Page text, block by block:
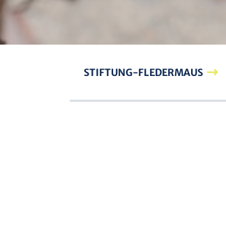
STIFTUNG-FLEDERMAUS